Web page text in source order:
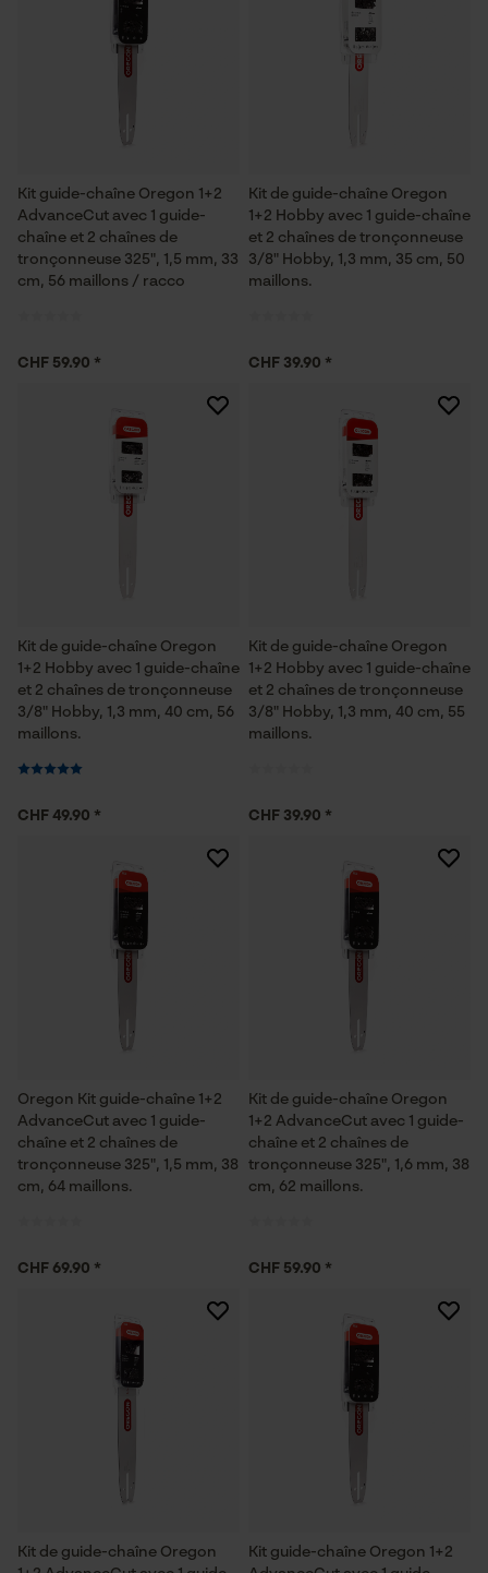
Kit guide-chaîne Oregon 1+2
AdvanceCut avec 1 guide-
chaîne et 2 chaînes de
tronçonneuse 325", 1,5 mm, 33
cm, 56 maillons / racco
CHF 59.90 *
Kit de guide-chaîne Oregon
1+2 Hobby avec 1 guide-chaîne
et 2 chaînes de tronçonneuse
3/8" Hobby, 1,3 mm, 35 cm, 50
maillons.
CHF 39.90 *
Kit de guide-chaîne Oregon
1+2 Hobby avec 1 guide-chaîne
et 2 chaînes de tronçonneuse
3/8" Hobby, 1,3 mm, 40 cm, 56
maillons.
CHF 49.90 *
Kit de guide-chaîne Oregon
1+2 Hobby avec 1 guide-chaîne
et 2 chaînes de tronçonneuse
3/8" Hobby, 1,3 mm, 40 cm, 55
maillons.
CHF 39.90 *
Oregon Kit guide-chaîne 1+2
AdvanceCut avec 1 guide-
chaîne et 2 chaînes de
tronçonneuse 325", 1,5 mm, 38
cm, 64 maillons.
CHF 69.90 *
Kit de guide-chaîne Oregon
1+2 AdvanceCut avec 1 guide-
chaîne et 2 chaînes de
tronçonneuse 325", 1,6 mm, 38
cm, 62 maillons.
CHF 59.90 *
Kit de guide-chaîne Oregon
Kit guide-chaîne Oregon 1+2